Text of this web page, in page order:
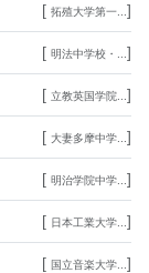
[ 拓殖大学第一... ]
[ 明法中学校・... ]
[ 立教英国学院... ]
[ 大妻多摩中学... ]
[ 明治学院中学... ]
[ 日本工業大学... ]
[ 国立音楽大学... ]